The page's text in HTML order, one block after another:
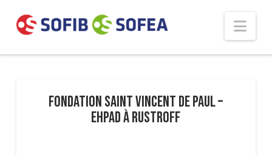
Fondation SAINT VINCENT DE PAUL –
EHPAD à Rustroff